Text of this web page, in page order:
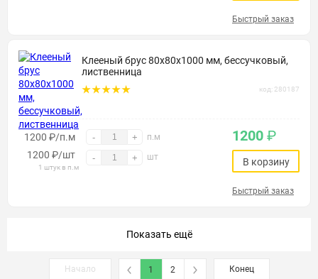
Быстрый заказ
Клееный брус 80х80х1000 мм, бессучковый,
лиственница
код: 280187
1200 ₽/п.м - + п.м
1200 ₽/шт
1 штук в п.м
- + шт
1200 ₽
В корзину
Быстрый заказ
Показать ещё
Начало 1 2 Конец